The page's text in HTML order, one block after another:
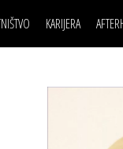
KARIJERA
POSAO
MOJ UGAO
KNOW-HOW